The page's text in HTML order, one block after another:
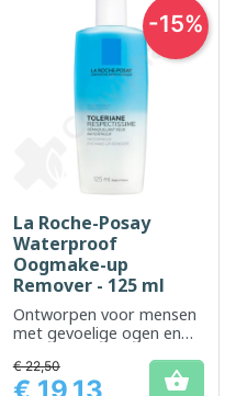
La Roche-Posay
Waterproof
Oogmake-up
Remover - 125 ml
Ontworpen voor mensen
met gevoelige ogen en
contactlenzen
€ 22,50

-15%